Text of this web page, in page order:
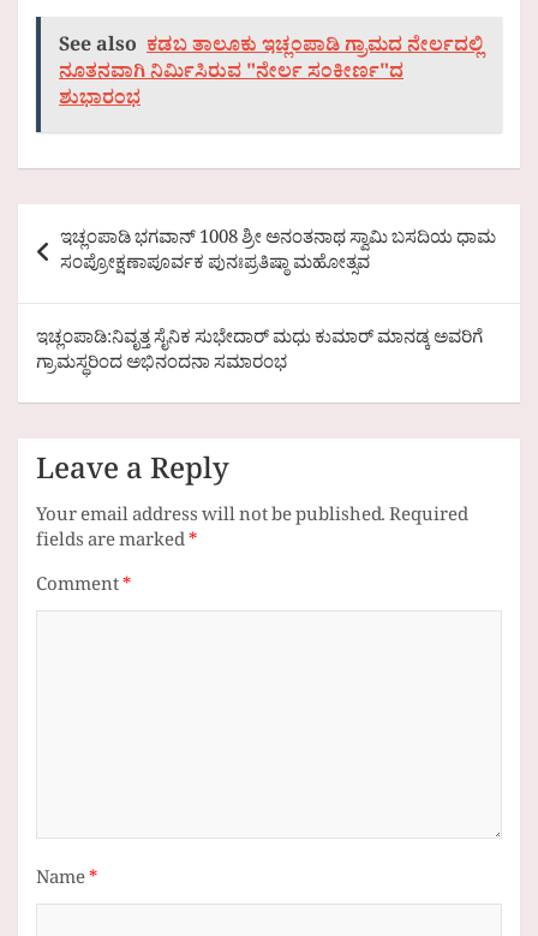
See also ಕಡಬ ತಾಲೂಕು ಇಚ್ಲಂಪಾಡಿ ಗ್ರಾಮದ ನೇರ್ಲದಲ್ಲಿ
ನೂತನವಾಗಿ ನಿರ್ಮಿಸಿರುವ "ನೇರ್ಲ ಸಂಕೀರ್ಣ"ದ
ಶುಭಾರಂಭ
Post
navigation
ಇಚ್ಲಂಪಾಡಿ ಭಗವಾನ್ 1008 ಶ್ರೀ ಅನಂತನಾಥ ಸ್ವಾಮಿ ಬಸದಿಯ ಧಾಮ
ಸಂಪ್ರೋಕ್ಷಣಾಪೂರ್ವಕ ಪುನಃಪ್ರತಿಷ್ಠಾ ಮಹೋತ್ಸವ
ಇಚ್ಲಂಪಾಡಿ:ನಿವೃತ್ತ ಸೈನಿಕ ಸುಭೇದಾರ್ ಮಧು ಕುಮಾರ್ ಮಾನಡ್ಕ ಅವರಿಗೆ
ಗ್ರಾಮಸ್ಥರಿಂದ ಅಭಿನಂದನಾ ಸಮಾರಂಭ
Leave a Reply
Your email address will not be published.Required
fields are marked*
Comment*
Name*